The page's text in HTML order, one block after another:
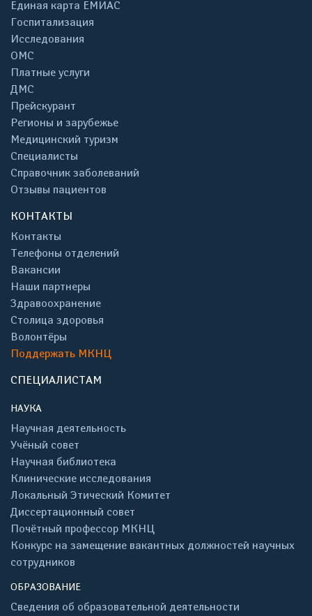
Единая карта ЕМИАС
Госпитализация
Исследования
ОМС
Платные услуги
ДМС
Прейскурант
Регионы и зарубежье
Медицинский туризм
Специалисты
Справочник заболеваний
Отзывы пациентов
КОНТАКТЫ
Контакты
Телефоны отделений
Вакансии
Наши партнеры
Здравоохранение
Столица здоровья
Волонтёры
Поддержать МКНЦ
СПЕЦИАЛИСТАМ
НАУКА
Научная деятельность
Учёный совет
Научная библиотека
Клинические исследования
Локальный Этический Комитет
Диссертационный совет
Почётный профессор МКНЦ
Конкурс на замещение вакантных должностей научных
сотрудников
ОБРАЗОВАНИЕ
Сведения об образовательной деятельности